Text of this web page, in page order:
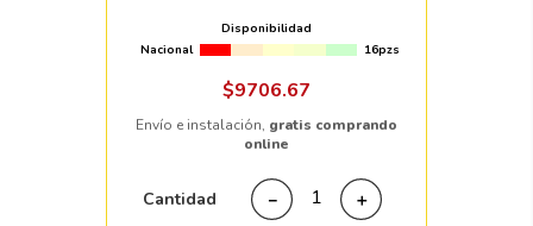
Disponibilidad
Nacional
16pzs
$9706.67
Envío e instalación, gratis comprando
online
Cantidad ＋
－